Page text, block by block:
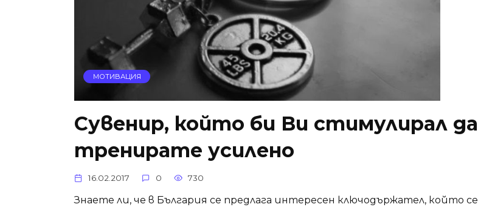
МОТИВАЦИЯ
Сувенир, който би Ви стимулирал да
тренирате усилено
16.02.2017 0 730
Знаете ли, че в България се предлага интересен ключодържател, който се